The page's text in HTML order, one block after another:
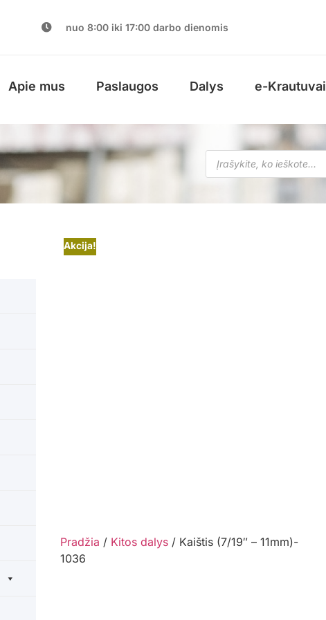
nuo 8:00 iki 17:00 darbo dienomis
Apie mus Paslaugos Dalys e-Krautuvai
Akcija!
Pradžia / Kitos dalys/ Kaištis (7/19″ – 11mm)-
1036